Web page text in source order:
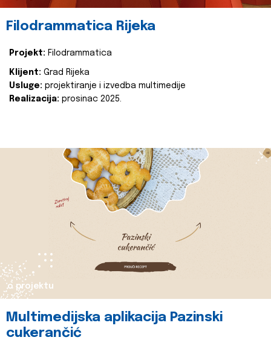
Filodrammatica Rijeka
Projekt: Filodrammatica
Klijent: Grad Rijeka
Usluge: projektiranje i izvedba multimedije
Realizacija: prosinac 2025.
o projektu
Multimedijska aplikacija Pazinski
cukerančić